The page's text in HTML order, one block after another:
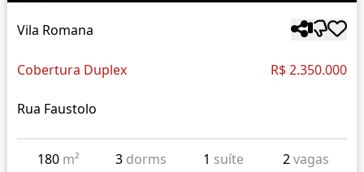
Vila Romana
Cobertura Duplex R$ 2.350.000
Rua Faustolo
180 m² 3 dorms 1 suíte 2vagas